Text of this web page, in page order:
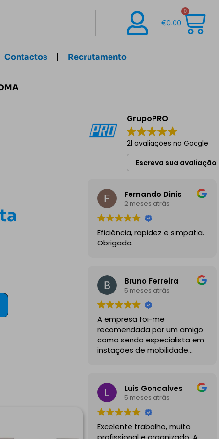
€0.00
0
Contactos Recrutamento
GrupoPRO
21 avaliações no Google
Escreva sua avaliação
Fernando Dinis
2 meses atrás
Eficiência, rapidez e simpatia.
Obrigado.
Bruno Ferreira
5 meses atrás
A empresa foi-me
recomendada por um amigo
como sendo especialista em
instações de mobilidade
profissionais, comunicativos e
disponiveis para todas as
minhas dúvidas.
A instalação de tomada
reforçada em garagem
Luis Goncalves
5 meses atrás
Excelente trabalho, muito
profissional e organizado. A